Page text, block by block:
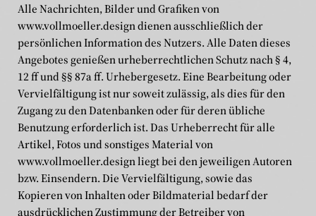
Alle Nachrichten, Bilder und Grafiken von
www.vollmoeller.design dienen ausschließlich der
persönlichen Information des Nutzers. Alle Daten dieses
Angebotes genießen urheberrechtlichen Schutz nach § 4,
12 ff und §§ 87a ff. Urhebergesetz. Eine Bearbeitung oder
Vervielfältigung ist nur soweit zulässig, als dies für den
Zugang zu den Datenbanken oder für deren übliche
Benutzung erforderlich ist. Das Urheberrecht für alle
Artikel, Fotos und sonstiges Material von
www.vollmoeller.design liegt bei den jeweiligen Autoren
bzw. Einsendern. Die Vervielfältigung, sowie das
Kopieren von Inhalten oder Bildmaterial bedarf der
ausdrücklichen Zustimmung der Betreiber von